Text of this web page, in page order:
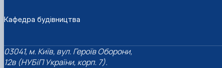
Кафедра будівництва
03041, м. Київ, вул. Героїв Оборони,
12в (НУБіП України, корп. 7).